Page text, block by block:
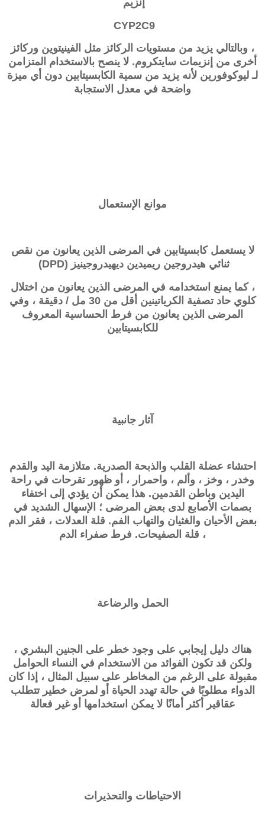
CYP2C9
، وبالتالي يزيد من مستويات الركائز مثل الفينيتوين وركائز
أخرى من إنزيمات سايتكروم. لا ينصح بالاستخدام المتزامن
لـ ليوكوفورين لأنه يزيد من سمية الكابسيتابين دون أي ميزة
واضحة في معدل الاستجابة
موانع الإستعمال
لا يستعمل كابسيتابين في المرضى الذين يعانون من نقص
ثنائي هيدروجين ريميدين ديهيدروجينيز (DPD)
، كما يمنع استخدامه في المرضى الذين يعانون من اختلال
كلوي حاد تصفية الكرياتينين أقل من 30 مل / دقيقة ، وفي
المرضى الذين يعانون من فرط الحساسية المعروف
للكابسيتابين
آثار جانبية
احتشاء عضلة القلب والذبحة الصدرية. متلازمة اليد والقدم
وخدر ، وخز ، وألم ، واحمرار ، أو ظهور تقرحات في راحة
اليدين وباطن القدمين. هذا يمكن أن يؤدي إلى اختفاء
بصمات الأصابع لدى بعض المرضى ؛ الإسهال الشديد في
بعض الأحيان والغثيان والتهاب الفم. قلة العدلات ، فقر الدم
، قلة الصفيحات. فرط صفراء الدم
الحمل والرضاعة
هناك دليل إيجابي على وجود خطر على الجنين البشري ،
ولكن قد تكون الفوائد من الاستخدام في النساء الحوامل
مقبولة على الرغم من المخاطر على سبيل المثال ، إذا كان
الدواء مطلوبًا في حالة تهدد الحياة أو لمرض خطير تتطلب
عقاقير أكثر أمانًا لا يمكن استخدامها أو غير فعالة
الاحتياطات والتحذيرات